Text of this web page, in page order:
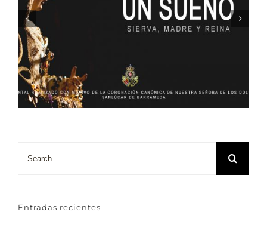
realizado con motivo de la
Entradas recientes